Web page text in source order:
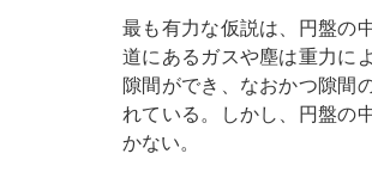
最も有力な仮説は、円盤の
道にあるガスや塵は重力に
隙間ができ、なおかつ隙間
れている。しかし、円盤の
かない。